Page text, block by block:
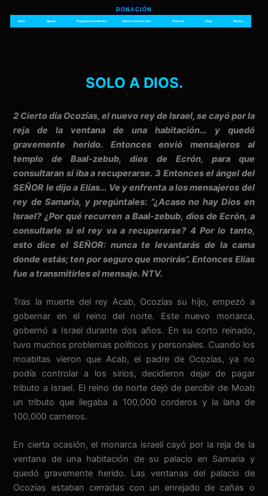
DONACIÓN
Inicio Iglesia Programa Académico Stereo Jesus Is Life Podcast Blog Música
SOLO A DIOS.
2 Cierto día Ocozías, el nuevo rey de Israel, se cayó por la
reja de la ventana de una habitación… y quedó
gravemente herido. Entonces envió mensajeros al
templo de Baal-zebub, dios de Ecrón, para que
consultaran si iba a recuperarse. 3 Entonces el ángel del
SEÑOR le dijo a Elías… Ve y enfrenta a los mensajeros del
rey de Samaria, y pregúntales: “¿Acaso no hay Dios en
Israel? ¿Por qué recurren a Baal-zebub, dios de Ecrón, a
consultarle si el rey va a recuperarse? 4 Por lo tanto,
esto dice el SEÑOR: nunca te levantarás de la cama
donde estás; ten por seguro que morirás”. Entonces Elías
fue a transmitirles el mensaje. NTV.
Tras la muerte del rey Acab, Ocozías su hijo, empezó a
gobernar en el reino del norte. Este nuevo monarca,
gobernó a Israel durante dos años. En su corto reinado,
tuvo muchos problemas políticos y personales. Cuando los
moabitas vieron que Acab, el padre de Ocozías, ya no
podía controlar a los sirios, decidieron dejar de pagar
tributo a Israel. El reino de norte dejó de percibir de Moab
un tributo que llegaba a 100,000 corderos y la lana de
100,000 carneros.
En cierta ocasión, el monarca israelí cayó por la reja de la
ventana de una habitación de su palacio en Samaria y
quedó gravemente herido. Las ventanas del palacio de
Ocozías estaban cerradas con un enrejado de cañas o